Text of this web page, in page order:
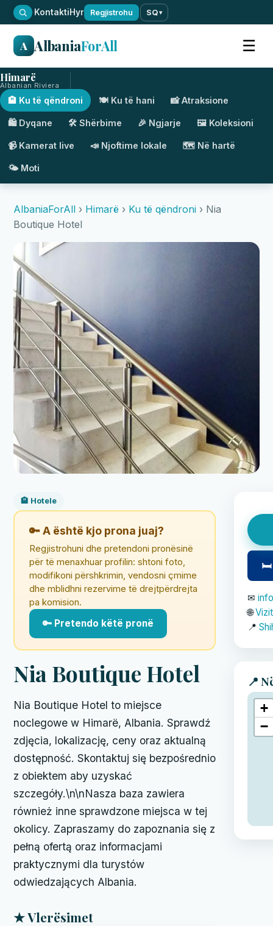
·KontaktiHyr Regjistrohu SQ▾
A AlbaniaForAll ☰
Himarë
Albanian Riviera
🏨 Ku të qëndroni 🍽️ Ku të hani 📸 Atraksione
🛍️ Dyqane 🛠️ Shërbime 🎉 Ngjarje 🖼️ Koleksioni
📹 Kamerat live 📣 Njoftime lokale 🗺️ Në hartë
🌤️ Moti
AlbaniaForAll › Himarë › Ku të qëndroni › Nia
Boutique Hotel
🏨 Hotele
🔑 A është kjo prona juaj?
Regjistrohuni dhe pretendoni pronësinë
për të menaxhuar profilin: shtoni foto,
modifikoni përshkrimin, vendosni çmime
dhe mblidhni rezervime të drejtpërdrejta
pa komision.
🔑 Pretendo këtë pronë
Nia Boutique Hotel
Nia Boutique Hotel to miejsce
noclegowe w Himarë, Albania. Sprawdź
zdjęcia, lokalizację, ceny oraz aktualną
dostępność. Skontaktuj się bezpośrednio
z obiektem aby uzyskać
szczegóły.\n\nNasza baza zawiera
również inne sprawdzone miejsca w tej
okolicy. Zapraszamy do zapoznania się z
pełną ofertą oraz informacjami
praktycznymi dla turystów
odwiedzających Albania.
★ Vlerësimet
🛏
✉
🌐
📍
📍
+
−